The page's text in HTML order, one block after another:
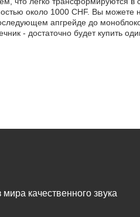
около 1000 CHF. Вы можете
апгрейде до
- достаточно будет купить
качественного звука